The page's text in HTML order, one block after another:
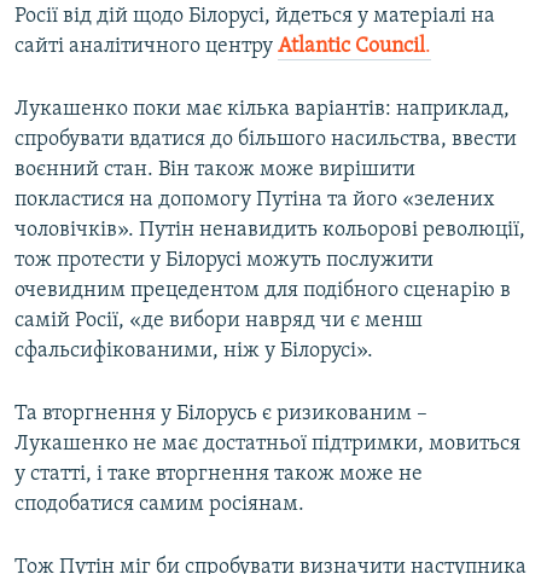
Росії від дій щодо Білорусі, йдеться у матеріалі на
сайті аналітичного центру Atlantic Council.
Лукашенко поки має кілька варіантів: наприклад,
спробувати вдатися до більшого насильства, ввести
воєнний стан. Він також може вирішити
покластися на допомогу Путіна та його «зелених
чоловічків». Путін ненавидить кольорові революції,
тож протести у Білорусі можуть послужити
очевидним прецедентом для подібного сценарію в
самій Росії, «де вибори навряд чи є менш
сфальсифікованими, ніж у Білорусі».
Та вторгнення у Білорусь є ризикованим –
Лукашенко не має достатньої підтримки, мовиться
у статті, і таке вторгнення також може не
сподобатися самим росіянам.
Тож Путін міг би спробувати визначити наступника